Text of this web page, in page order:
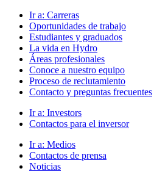
Ir a: Carreras
Oportunidades de trabajo
Estudiantes y graduados
La vida en Hydro
Áreas profesionales
Conoce a nuestro equipo
Proceso de reclutamiento
Contacto y preguntas frecuentes
Ir a: Investors
Contactos para el inversor
Ir a: Medios
Contactos de prensa
Noticias